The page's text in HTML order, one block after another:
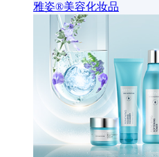
雅姿®美容化妆品